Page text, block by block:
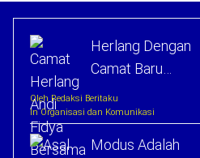
Herlang Dengan
Camat Baru…
Oleh Redaksi Beritaku
In Organisasi dan Komunikasi
Modus Adalah